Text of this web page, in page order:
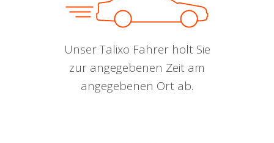
Unser Talixo Fahrer holt Sie
zur angegebenen Zeit am
angegebenen Ort ab.